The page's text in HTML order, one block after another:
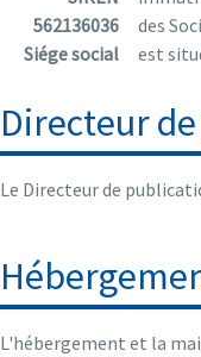
562136036
des
Siége social
est
Directeur
Le Directeur de
L'hébergement et la